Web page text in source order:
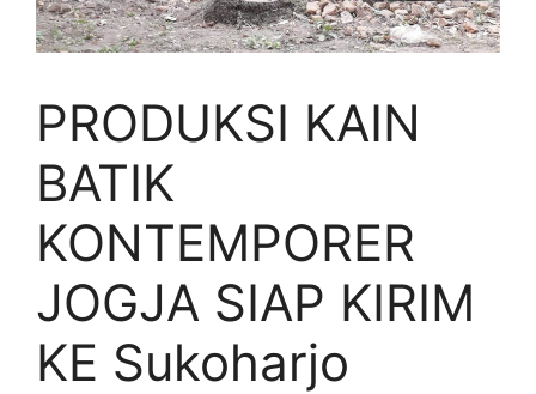
PRODUKSI KAIN
BATIK
KONTEMPORER
JOGJA SIAP KIRIM
KE Sukoharjo